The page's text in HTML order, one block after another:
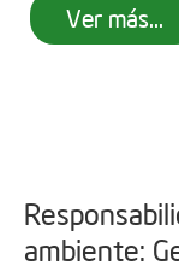
Ver más...
ambiente: